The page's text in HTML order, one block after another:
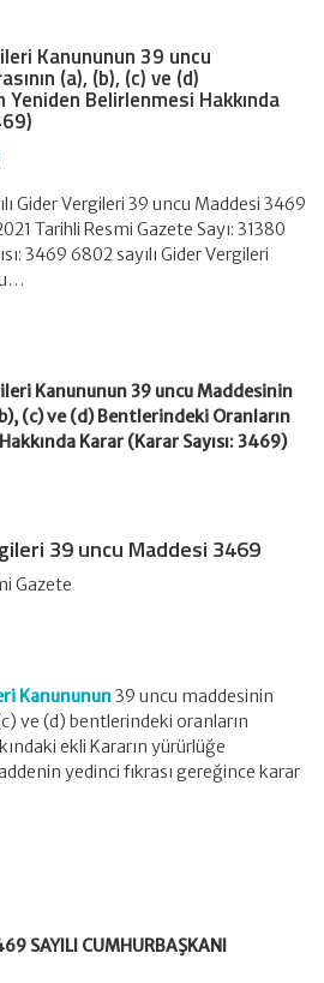
Kanununun 39 uncu
(a), (b), (c) ve (d)
Yeniden Belirlenmesi Hakkında
Gider Vergileri 39 uncu Maddesi 3469
Tarihli Resmi Gazete Sayı: 31380
3469 6802 sayılı Gider Vergileri
Kanununun 39 uncu Maddesinin
(c) ve (d) Bentlerindeki Oranların
Karar (Karar Sayısı: 3469)
39 uncu Maddesi 3469
Gazete
Kanununun39 uncu maddesinin
ve (d) bentlerindeki oranların
ekli Kararın yürürlüğe
yedinci fıkrası gereğince karar
SAYILI CUMHURBAŞKANI